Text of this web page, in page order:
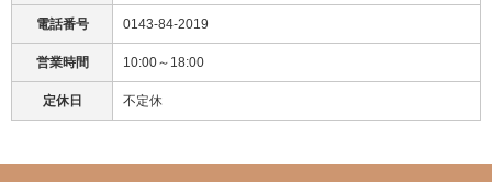
電話番号 0143-84-2019
営業時間 10:00～18:00
定休日 不定休